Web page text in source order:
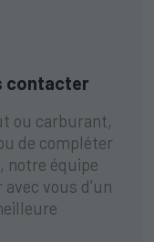
contacter
ou carburant,
de compléter
notre équipe
vous d’un